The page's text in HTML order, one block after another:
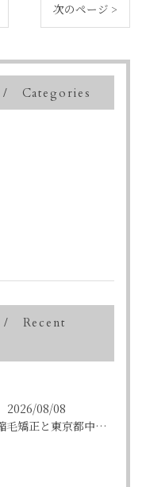
次のページ >
Categories
Recent
2026/08/08
縮毛矯正と東京都中央区銀座で叶える髪質改善のポイントと理想の仕上がりを徹底解説